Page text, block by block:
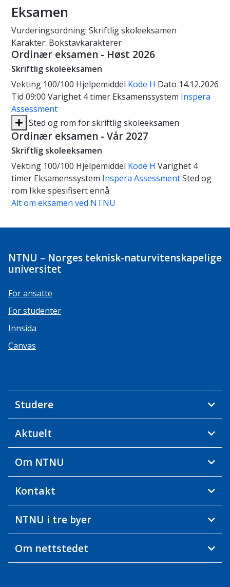
Eksamen
Vurderingsordning: Skriftlig skoleeksamen
Karakter: Bokstavkarakterer
Ordinær eksamen - Høst 2026
Skriftlig skoleeksamen
Vekting 100/100 Hjelpemiddel Kode H Dato 14.12.2026
Tid 09:00 Varighet 4 timer Eksamenssystem Inspera
Assessment
Sted og rom for skriftlig skoleeksamen
Ordinær eksamen - Vår 2027
Skriftlig skoleeksamen
Vekting 100/100 Hjelpemiddel Kode H Varighet 4
timer Eksamenssystem Inspera AssessmentSted og
rom Ikke spesifisert ennå.
Alt om eksamen ved NTNU
NTNU – Norges teknisk-naturvitenskapelige
universitet
For ansatte
For studenter
Innsida
Canvas
Studere
Aktuelt
Om NTNU
Kontakt
NTNU i tre byer
Om nettstedet